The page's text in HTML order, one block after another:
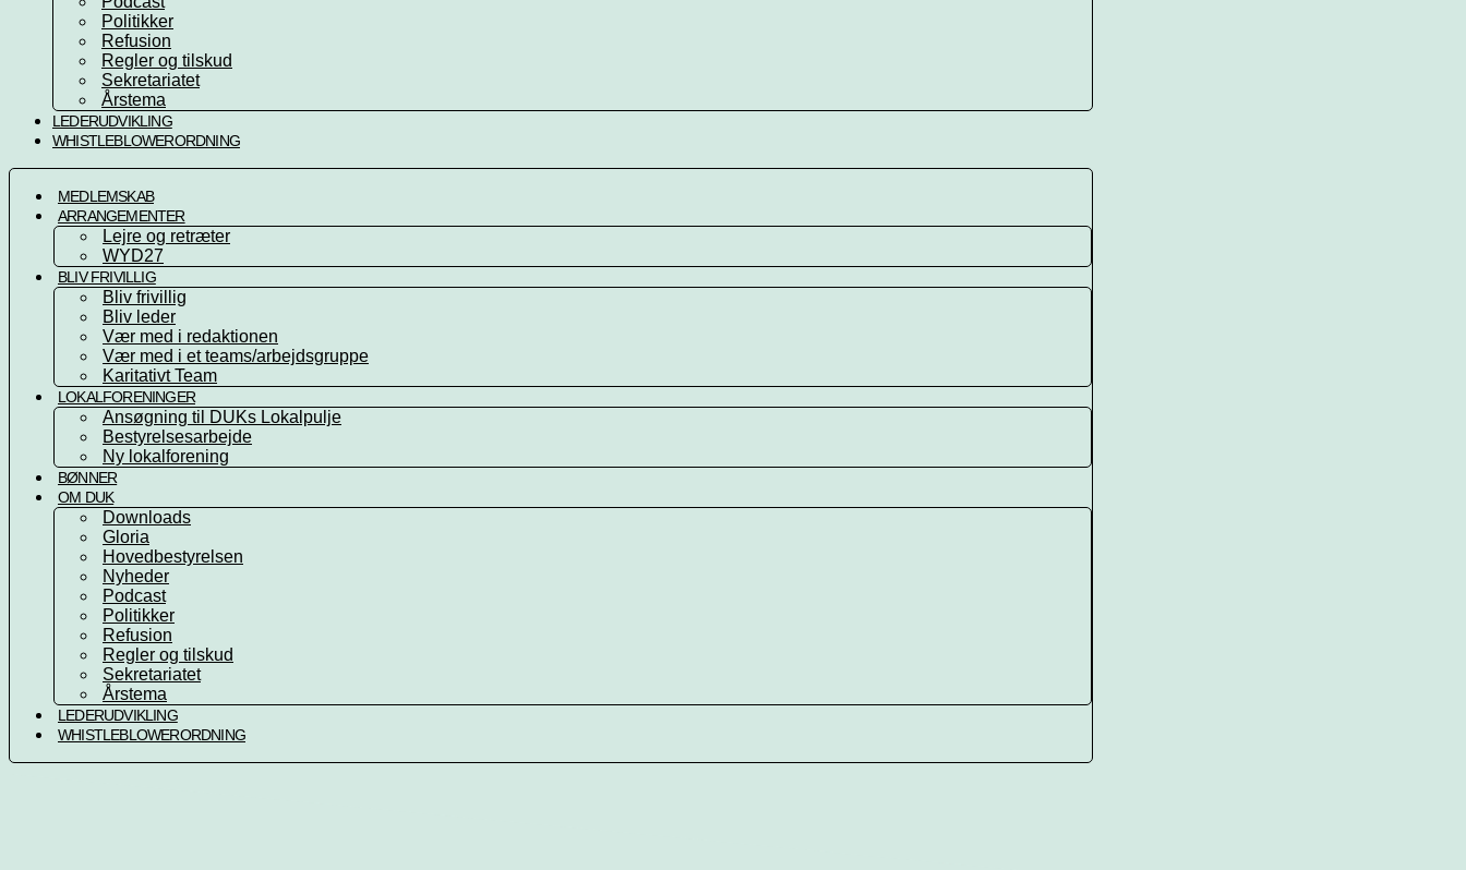
Politikker
Refusion
Regler og tilskud
Sekretariatet
Årstema
LEDERUDVIKLING
WHISTLEBLOWERORDNING
MEDLEMSKAB
ARRANGEMENTER
Lejre og retræter
WYD27
BLIV FRIVILLIG
Bliv frivillig
Bliv leder
Vær med i redaktionen
Vær med i et teams/arbejdsgruppe
Karitativt Team
LOKALFORENINGER
Ansøgning til DUKs Lokalpulje
Bestyrelsesarbejde
Ny lokalforening
BØNNER
OM DUK
Downloads
Gloria
Hovedbestyrelsen
Nyheder
Podcast
Politikker
Refusion
Regler og tilskud
Sekretariatet
Årstema
LEDERUDVIKLING
WHISTLEBLOWERORDNING